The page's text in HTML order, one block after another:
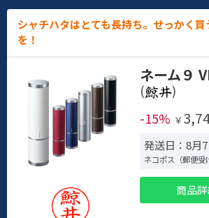
シャチハタはとても長持ち。せっかく
を！
ネーム９
(
)
-15% ￥
発送日：8月
ネコポス（郵便受
商品